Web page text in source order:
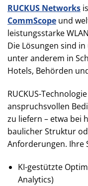
RUCKUS Networks
CommScope und
leistungsstarke
Die Lösungen sind
unter anderem in
Hotels, Behörden
RUCKUS-
anspruchsvollen
zu liefern – etwa bei
baulicher Struktur
Anforderungen. Ihre
KI-gestützte
Analytics)